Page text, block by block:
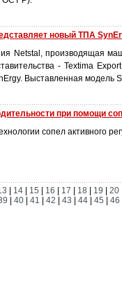
новый ТПА
Netstal, производящая
- Textima
Выставленная модель
при помощи
сопел активного
14 15 16 17 18 19 20
40| 41 42 43 44| 45 46